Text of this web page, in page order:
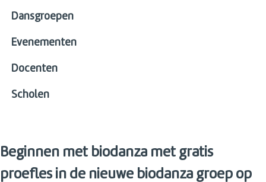
Dansgroepen
Evenementen
Docenten
Scholen
Beginnen met biodanza met gratis
proefles in de nieuwe biodanza groep op